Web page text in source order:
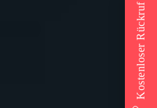
Kostenloser Rückruf